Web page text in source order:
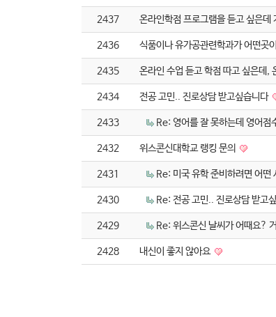
2437 온라인학점 프로그램을 듣고 싶은데
2436 식품이나 유가공관련학과가 어떤곳
2435 온라인 수업 듣고 학점 따고 싶은데,
2434 전공 고민.. 진로상담 받고싶습니다
2433 Re: 영어를 잘 못하는데 영어점
2432 위스콘신대학교 랭킹 문의
2431 Re: 미국 유학 준비하려면 어떤
2430 Re: 전공 고민.. 진로상담 받고
2429 Re: 위스콘신 날씨가 어때요?
2428 내신이 좋지 않아요